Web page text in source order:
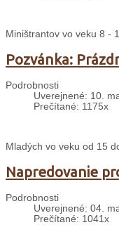
Miništrantov vo veku 8 -
Pozvánka:
Podrobnosti
Uverejnené: 10.
Prečítané: 1175x
Mladých vo veku od 15
Napredovanie
Podrobnosti
Uverejnené: 04.
Prečítané: 1041x